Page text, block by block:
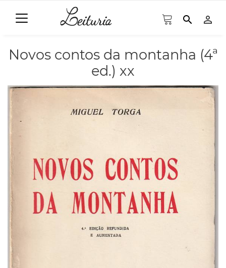
search person_outline
Novos contos da montanha (4ª
ed.) xx